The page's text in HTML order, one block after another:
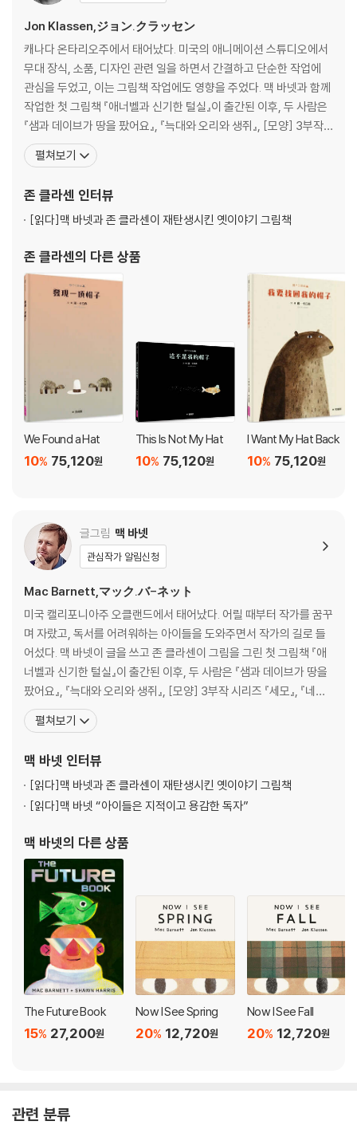
게 투영되어 개성 넘치는 환상의 콤비로서의 모습을 보여 줍니다.
From the award-winning team behind Extra Yarn, and illustrate
d by Jon Klassen, the Kate Greenaway-winning creator of Thi
s Is Not My Hat and and I Want My Hat Back, comes a perfectly
paced, deadpan tale full of visual humour. Sam and Dave are o
n a mission. A mission to find something spectacular. So they
dig a hole. And they keep digging. And they find ...nothing. Yet
eaders will be rewarded with a rare treasure in this witty story
of looking for the extraordinary - and finding it in a manner the
Jon Klassen,ジョン.クラッセン
캐나다 온타리오주에서 태어났다. 미국의 애니메이션 스튜디오에서
무대 장식, 소품, 디자인 관련 일을 하면서 간결하고 단순한 작업에
관심을 두었고, 이는 그림책 작업에도 영향을 주었다. 맥 바넷과 함께
작업한 첫 그림책 『애너벨과 신기한 털실』이 출간된 이후, 두 사람은
『샘과 데이브가 땅을 팠어요』, 『늑대와 오리와 생쥐』, [모양] 3부작
시리즈 『세모』, 『네모』, 『동그라미』, 『트롤과 염소 삼 형제』 등 여러
그림책을 함께 만들었다. 두 작가의 협업 그림책은 칼데콧상, 케이트
[모양] 3부작 시리즈는 애플t
펼쳐보기
존 클라센 인터뷰
[읽다]맥 바넷과 존 클라센이 재탄생시킨 옛이야기 그림책
존 클라센의 다른 상품
We Found a Hat
75,120원
10%
This Is Not My Hat
75,120원
10%
I Want My Hat Back
75,120원
10%
글그림 맥 바넷
관심작가 알림신청
Mac Barnett,マック.バ-ネット
미국 캘리포니아주 오클랜드에서 태어났다. 어릴 때부터 작가를 꿈꾸
며 자랐고, 독서를 어려워하는 아이들을 도와주면서 작가의 길로 들
어섰다. 맥 바넷이 글을 쓰고 존 클라센이 그림을 그린 첫 그림책 『애
너벨과 신기한 털실』이 출간된 이후, 두 사람은 『샘과 데이브가 땅을
팠어요』, 『늑대와 오리와 생쥐』, [모양] 3부작 시리즈 『세모』, 『네
모』, 『동그라미』, 『트롤과 염소 삼 형제』 등 여러 그림책을 함께 만들
었다. 두 작가의 협업 그림책은 칼데콧상, 케이트 그린어웨이상, 보스
는 애플tv+의 애니메이션으로 제
펼쳐보기
맥 바넷 인터뷰
[읽다]맥 바넷과 존 클라센이 재탄생시킨 옛이야기 그림책
[읽다]맥 바넷 “아이들은 지적이고 용감한 독자”
맥 바넷의 다른 상품
The Future Book
27,200원
15%
Now I See Spring
12,720원
20%
Now I See Fall
12,720원
20%
관련 분류